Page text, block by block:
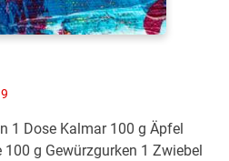
1 Dose Kalmar 100 g Äpfel
g Gewürzgurken 1 Zwiebel